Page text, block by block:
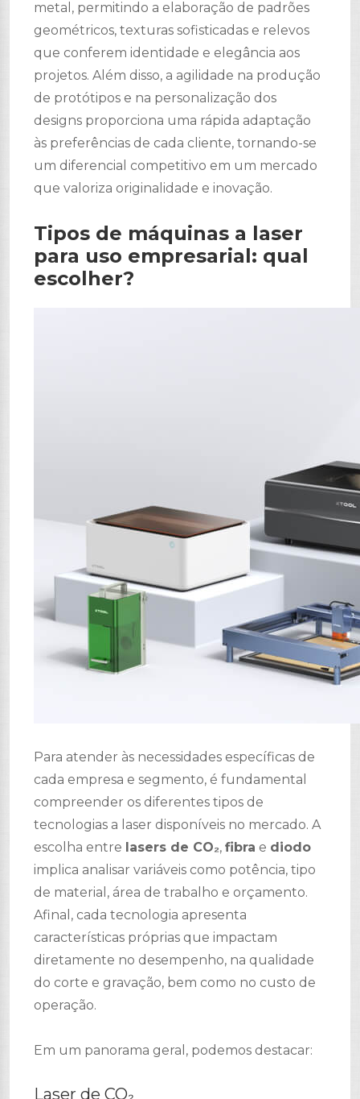
metal, permitindo a elaboração de padrões
geométricos, texturas sofisticadas e relevos
que conferem identidade e elegância aos
projetos. Além disso, a agilidade na produção
de protótipos e na personalização dos
designs proporciona uma rápida adaptação
às preferências de cada cliente, tornando-se
um diferencial competitivo em um mercado
que valoriza originalidade e inovação.
Tipos de máquinas a laser
para uso empresarial: qual
escolher?
Para atender às necessidades específicas de
cada empresa e segmento, é fundamental
compreender os diferentes tipos de
tecnologias a laser disponíveis no mercado. A
escolha entre lasers de CO₂, fibra e diodo
implica analisar variáveis como potência, tipo
de material, área de trabalho e orçamento.
Afinal, cada tecnologia apresenta
características próprias que impactam
diretamente no desempenho, na qualidade
do corte e gravação, bem como no custo de
operação.
Em um panorama geral, podemos destacar:
Laser de CO₂